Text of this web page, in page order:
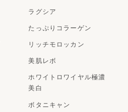
ラグシア
たっぷりコラーゲン
リッチモロッカン
美肌レボ
ホワイトロワイヤル極濃
美白
ボタニキャン